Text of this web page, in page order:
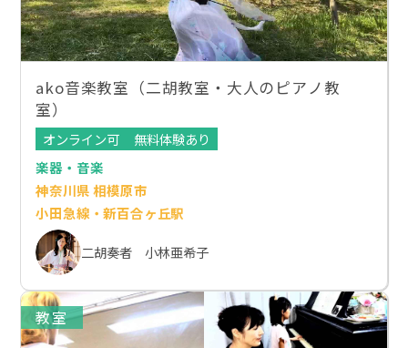
ako音楽教室（二胡教室・大人のピアノ教
室）
オンライン可
無料体験あり
楽器・音楽
神奈川県 相模原市
小田急線・新百合ヶ丘駅
二胡奏者 小林亜希子
教室